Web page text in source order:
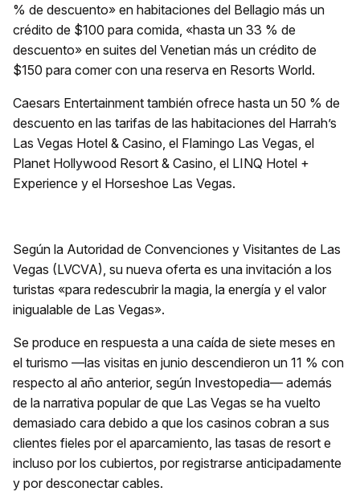
% de descuento» en habitaciones del Bellagio más un
crédito de $100 para comida, «hasta un 33 % de
descuento» en suites del Venetian más un crédito de
$150 para comer con una reserva en Resorts World.
Caesars Entertainment también ofrece hasta un 50 % de
descuento en las tarifas de las habitaciones del Harrah’s
Las Vegas Hotel & Casino, el Flamingo Las Vegas, el
Planet Hollywood Resort & Casino, el LINQ Hotel +
Experience y el Horseshoe Las Vegas.
Según la Autoridad de Convenciones y Visitantes de Las
Vegas (LVCVA), su nueva oferta es una invitación a los
turistas «para redescubrir la magia, la energía y el valor
inigualable de Las Vegas».
Se produce en respuesta a una caída de siete meses en
el turismo —las visitas en junio descendieron un 11 % con
respecto al año anterior, según Investopedia— además
de la narrativa popular de que Las Vegas se ha vuelto
demasiado cara debido a que los casinos cobran a sus
clientes fieles por el aparcamiento, las tasas de resort e
incluso por los cubiertos, por registrarse anticipadamente
y por desconectar cables.